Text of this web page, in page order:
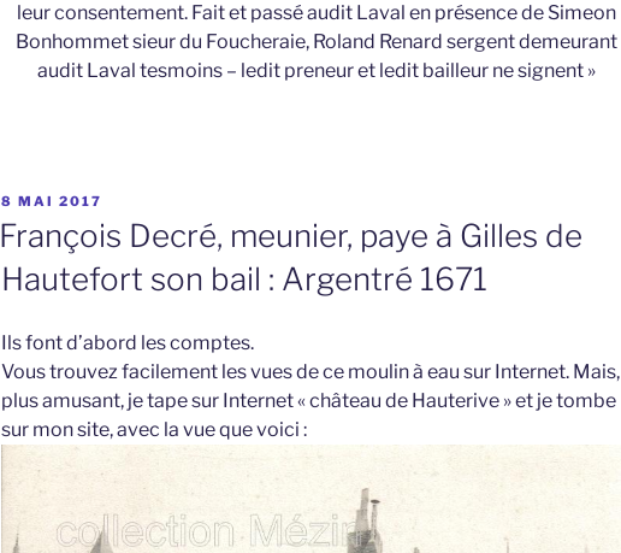
leur consentement. Fait et passé audit Laval en présence de Simeon
Bonhommet sieur du Foucheraie, Roland Renard sergent demeurant
audit Laval tesmoins – ledit preneur et ledit bailleur ne signent »
PUBLIÉ
LE
8 MAI 2017
François Decré, meunier, paye à Gilles de
Hautefort son bail : Argentré 1671
Ils font d’abord les comptes.
Vous trouvez facilement les vues de ce moulin à eau sur Internet. Mais,
plus amusant, je tape sur Internet « château de Hauterive » et je tombe
sur mon site, avec la vue que voici :